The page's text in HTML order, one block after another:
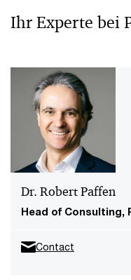
Ihr Experte bei
Dr. Robert Paffen
Head of Consulting,
Contact